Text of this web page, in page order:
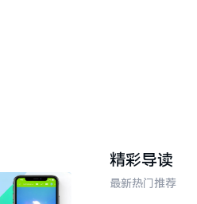
精彩导读
最新热门推荐